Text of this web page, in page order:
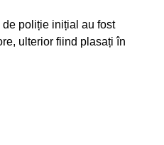
poliție inițial au fost
ulterior fiind plasați în